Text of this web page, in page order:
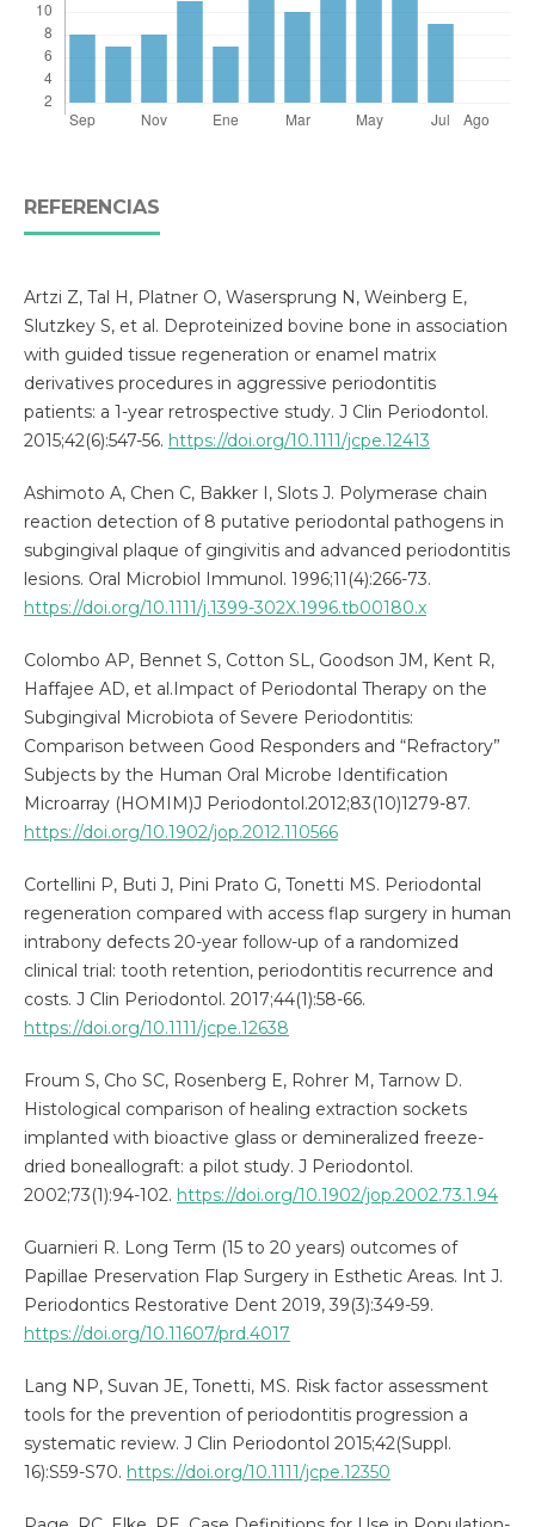
REFERENCIAS
Artzi Z, Tal H, Platner O, Wasersprung N, Weinberg E,
Slutzkey S, et al. Deproteinized bovine bone in association
with guided tissue regeneration or enamel matrix
derivatives procedures in aggressive periodontitis
patients: a 1-year retrospective study. J Clin Periodontol.
2015;42(6):547-56. https://doi.org/10.1111/jcpe.12413
Ashimoto A, Chen C, Bakker I, Slots J. Polymerase chain
reaction detection of 8 putative periodontal pathogens in
subgingival plaque of gingivitis and advanced periodontitis
lesions. Oral Microbiol Immunol. 1996;11(4):266-73.
https://doi.org/10.1111/j.1399-302X.1996.tb00180.x
Colombo AP, Bennet S, Cotton SL, Goodson JM, Kent R,
Haffajee AD, et al.Impact of Periodontal Therapy on the
Subgingival Microbiota of Severe Periodontitis:
Comparison between Good Responders and “Refractory”
Subjects by the Human Oral Microbe Identification
Microarray (HOMIM)J Periodontol.2012;83(10)1279-87.
https://doi.org/10.1902/jop.2012.110566
Cortellini P, Buti J, Pini Prato G, Tonetti MS. Periodontal
regeneration compared with access flap surgery in human
intrabony defects 20-year follow-up of a randomized
clinical trial: tooth retention, periodontitis recurrence and
costs. J Clin Periodontol. 2017;44(1):58-66.
https://doi.org/10.1111/jcpe.12638
Froum S, Cho SC, Rosenberg E, Rohrer M, Tarnow D.
Histological comparison of healing extraction sockets
implanted with bioactive glass or demineralized freeze-
dried boneallograft: a pilot study. J Periodontol.
2002;73(1):94-102. https://doi.org/10.1902/jop.2002.73.1.94
Guarnieri R. Long Term (15 to 20 years) outcomes of
Papillae Preservation Flap Surgery in Esthetic Areas. Int J.
Periodontics Restorative Dent 2019, 39(3):349-59.
https://doi.org/10.11607/prd.4017
Lang NP, Suvan JE, Tonetti, MS. Risk factor assessment
tools for the prevention of periodontitis progression a
systematic review. J Clin Periodontol 2015;42(Suppl.
16):S59-S70. https://doi.org/10.1111/jcpe.12350